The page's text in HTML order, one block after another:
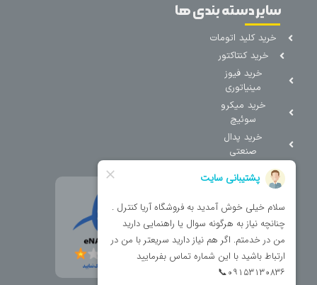
سایر دسته بندی ها
خرید کلید اتومات
خرید کنتاکتور
خرید فیوز
مینیاتوری
خرید میکرو
سوئیچ
خرید پدال
صنعتی